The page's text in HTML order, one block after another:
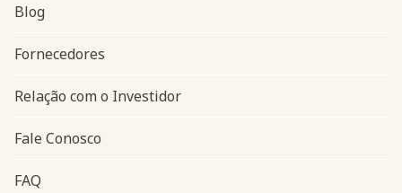
Navegação do rodapé
Blog
Fornecedores
Relação com o Investidor
Fale Conosco
FAQ